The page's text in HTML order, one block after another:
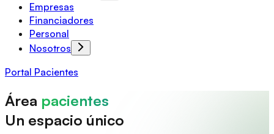
Empresas
Financiadores
Personal
Nosotros
Portal Pacientes
Área pacientes
Un espacio único